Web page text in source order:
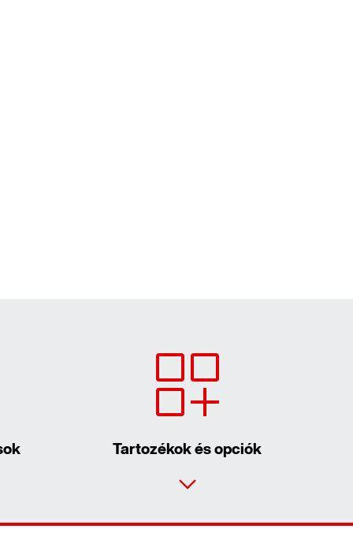
Tartozékok és opciók